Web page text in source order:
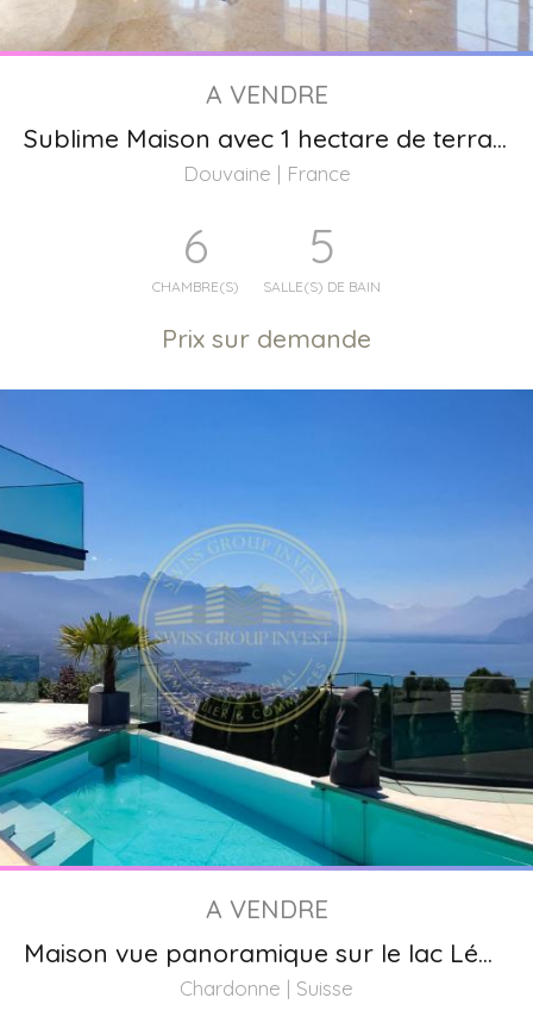
A VENDRE
Sublime Maison avec 1 hectare de terrain à côté de la frontière Suisse
Douvaine | France
6
CHAMBRE(S)
5
SALLE(S) DE BAIN
Prix sur demande
A VENDRE
Maison vue panoramique sur le lac Léman et les Alpes
Chardonne | Suisse